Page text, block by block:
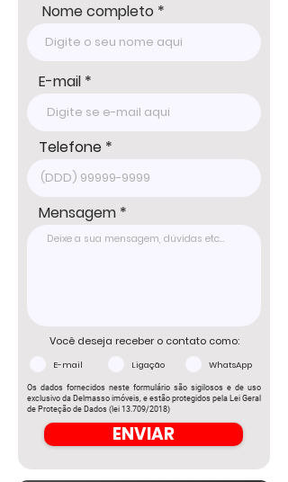
Nome completo
E-mail
Telefone
Mensagem
Você deseja receber o contato como:
E-mail Ligação WhatsApp
Os dados fornecidos neste formulário são sigilosos e de uso
exclusivo da Delmasso imóveis, e estão protegidos pela Lei Geral
de Proteção de Dados (lei 13.709/2018)
ENVIAR